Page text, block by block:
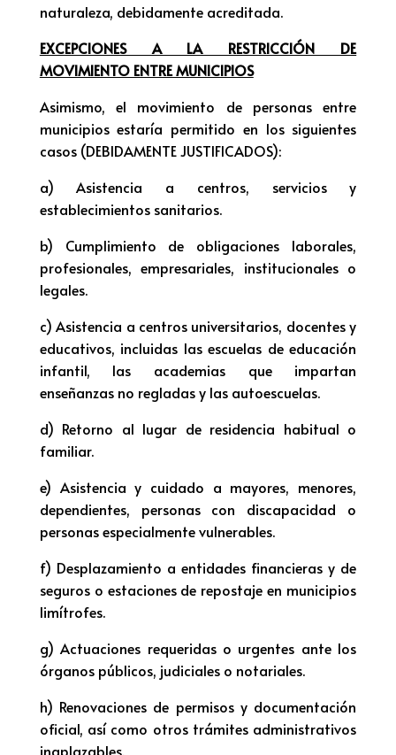
naturaleza, debidamente acreditada.
EXCEPCIONES A LA RESTRICCIÓN DE
MOVIMIENTO ENTRE MUNICIPIOS
Asimismo, el movimiento de personas entre
municipios estaría permitido en los siguientes
casos (DEBIDAMENTE JUSTIFICADOS):
a) Asistencia a centros, servicios y
establecimientos sanitarios.
b) Cumplimiento de obligaciones laborales,
profesionales, empresariales, institucionales o
legales.
c) Asistencia a centros universitarios, docentes y
educativos, incluidas las escuelas de educación
infantil, las academias que impartan
enseñanzas no regladas y las autoescuelas.
d) Retorno al lugar de residencia habitual o
familiar.
e) Asistencia y cuidado a mayores, menores,
dependientes, personas con discapacidad o
personas especialmente vulnerables.
f) Desplazamiento a entidades financieras y de
seguros o estaciones de repostaje en municipios
limítrofes.
g) Actuaciones requeridas o urgentes ante los
órganos públicos, judiciales o notariales.
h) Renovaciones de permisos y documentación
oficial, así como otros trámites administrativos
inaplazables.